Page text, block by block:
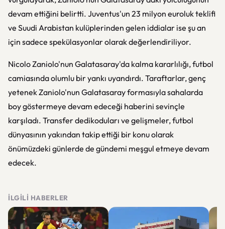
devam ettiğini belirtti. Juventus'un 23 milyon euroluk teklifi
ve Suudi Arabistan kulüplerinden gelen iddialar ise şu an
için sadece spekülasyonlar olarak değerlendiriliyor.
Nicolo Zaniolo'nun Galatasaray'da kalma kararlılığı, futbol
camiasında olumlu bir yankı uyandırdı. Taraftarlar, genç
yetenek Zaniolo'nun Galatasaray formasıyla sahalarda
boy göstermeye devam edeceği haberini sevinçle
karşıladı. Transfer dedikoduları ve gelişmeler, futbol
dünyasının yakından takip ettiği bir konu olarak
önümüzdeki günlerde de gündemi meşgul etmeye devam
edecek.
İLGILI HABERLER